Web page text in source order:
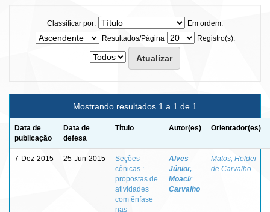
Classificar por:
Em ordem:
Resultados/Página
Registro(s):
Mostrando resultados 1 a 1 de 1
Data de
publicação
Data de
defesa
Título Autor(es) Orientador(es)
7-Dez-2015 25-Jun-2015
Seções
cônicas :
propostas de
atividades
com ênfase
nas
Alves
Júnior,
Moacir
Carvalho
Matos, Helder
de Carvalho